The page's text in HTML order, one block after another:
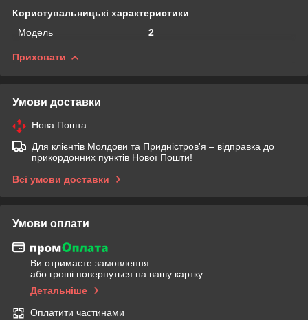
Користувальницькі характеристики
Мoдель
2
Приховати
Умови доставки
Нова Пошта
Для клієнтів Молдови та Придністров'я – відправка до
прикордонних пунктів Нової Пошти!
Всі умови доставки
Умови оплати
Ви отримаєте замовлення
або гроші повернуться на вашу картку
Детальніше
Оплатити частинами